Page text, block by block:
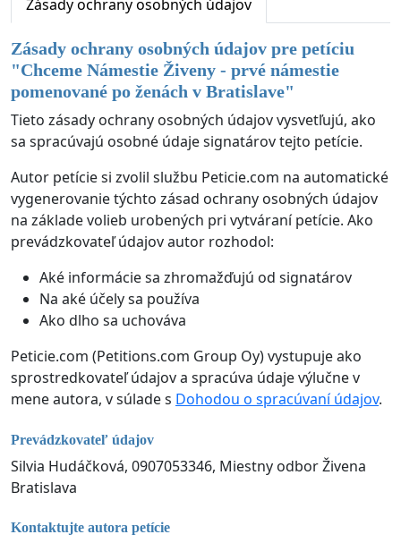
Zásady ochrany osobných údajov
Zásady ochrany osobných údajov pre petíciu
"Chceme Námestie Živeny - prvé námestie
pomenované po ženách v Bratislave"
Tieto zásady ochrany osobných údajov vysvetľujú, ako
sa spracúvajú osobné údaje signatárov tejto petície.
Autor petície si zvolil službu Peticie.com na automatické
vygenerovanie týchto zásad ochrany osobných údajov
na základe volieb urobených pri vytváraní petície. Ako
prevádzkovateľ údajov autor rozhodol:
Aké informácie sa zhromažďujú od signatárov
Na aké účely sa používa
Ako dlho sa uchováva
Peticie.com (Petitions.com Group Oy) vystupuje ako
sprostredkovateľ údajov a spracúva údaje výlučne v
mene autora, v súlade s Dohodou o spracúvaní údajov.
Prevádzkovateľ údajov
Silvia Hudáčková, 0907053346, Miestny odbor Živena
Bratislava
Kontaktujte autora petície